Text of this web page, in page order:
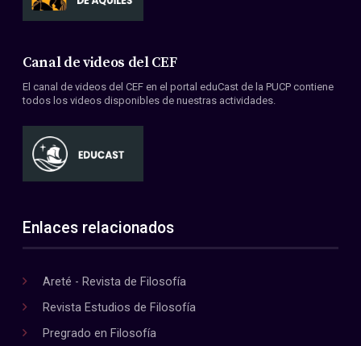
Canal de videos del CEF
El canal de videos del CEF en el portal eduCast de la PUCP contiene
todos los videos disponibles de nuestras actividades.
Enlaces relacionados
Areté - Revista de Filosofía
Revista Estudios de Filosofía
Pregrado en Filosofía